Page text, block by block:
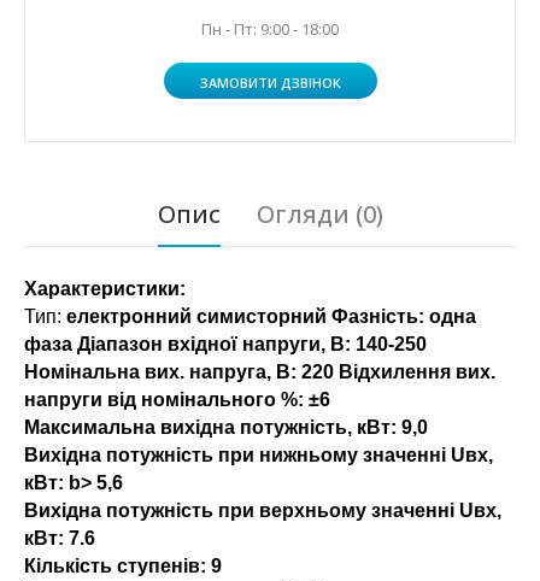
Пн - Пт: 9:00 - 18:00
ЗАМОВИТИ ДЗВІНОК
Опис Огляди (0)
Характеристики:
Тип: електронний симисторний Фазність: одна
фаза Діапазон вхідної напруги, В: 140-250
Номінальна вих. напруга, В: 220 Відхилення вих.
напруги від номінального %: ±6
Максимальна вихідна потужність, кВт: 9,0
Вихідна потужність при нижньому значенні Uвх,
кВт: b> 5,6
Вихідна потужність при верхньому значенні Uвх,
кВт: 7.6
Кількість ступенів: 9